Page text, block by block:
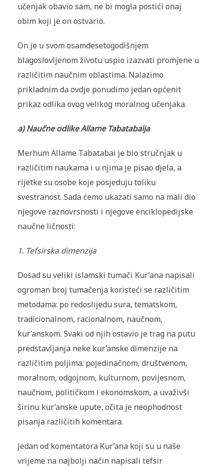
učenjak obavio sam, ne bi mogla postići onaj
obim koji je on ostvario.
On je u svom osamdesetogodišnjem
blagoslovljenom životu uspio izazvati promjene u
različitim naučnim oblastima. Nalazimo
prikladnim da ovdje ponudimo jedan općenit
prikaz odlika ovog velikog moralnog učenjaka.
a) Naučne odlike Allame Tabatabaija
Merhum Allame Tabatabai je bio stručnjak u
različitim naukama i u njima je pisao djela, a
rijetke su osobe koje posjeduju toliku
svestranost. Sada ćemo ukazati samo na mali dio
njegove raznovrsnosti i njegove enciklopedijske
naučne ličnosti:
1. Tefsirska dimenzija
Dosad su veliki islamski tumači Kur’ana napisali
ogroman broj tumačenja koristeći se različitim
metodama: po redoslijedu sura, tematskom,
tradicionalnom, racionalnom, naučnom,
kur’anskom. Svaki od njih ostavio je trag na putu
predstavljanja neke kur’anske dimenzije na
različitim poljima: pojedinačnom, društvenom,
moralnom, odgojnom, kulturnom, povijesnom,
naučnom, političkom i ekonomskom, a uvaživši
širinu kur’anske upute, očita je neophodnost
pisanja različitih komentara.
Jedan od komentatora Kur’ana koji su u naše
vrijeme na najbolji način napisali tefsir